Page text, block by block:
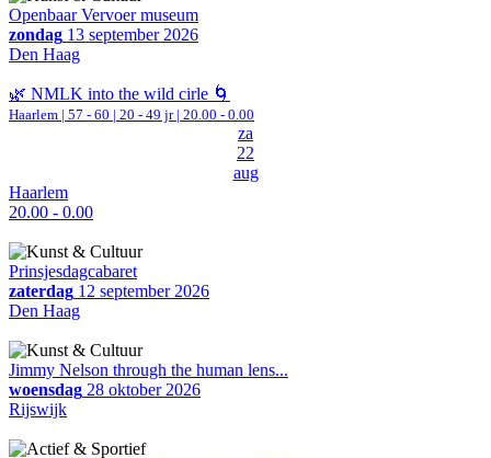
Openbaar Vervoer museum
zondag 13 september 2026
Den Haag
🌿 NMLK into the wild cirle 🌀
Haarlem | 57 - 60 | 20 - 49 jr | 20.00 - 0.00
za
22
aug
Haarlem
20.00 - 0.00
Prinsjesdagcabaret
zaterdag 12 september 2026
Den Haag
Jimmy Nelson through the human lens...
woensdag 28 oktober 2026
Rijswijk